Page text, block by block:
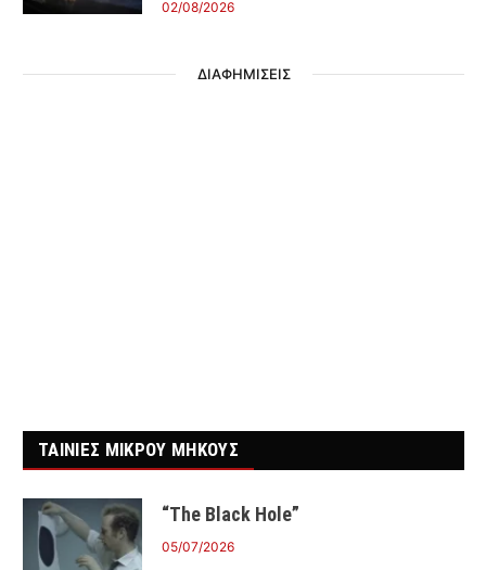
02/08/2026
ΔΙΑΦΗΜΙΣΕΙΣ
ΤΑΙΝΙΕΣ ΜΙΚΡΟΥ ΜΗΚΟΥΣ
“The Black Hole”
05/07/2026